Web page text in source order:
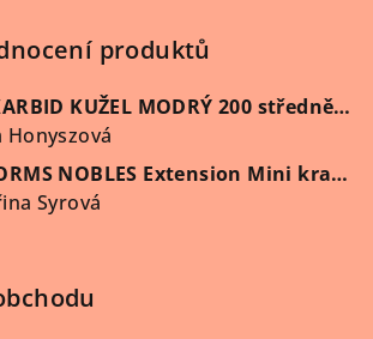
produktů
FRÉZA KARBID KUŽEL MODRÝ 200 středně hrubý (Vybrat průměr)
produktu je 5 z 5 hvězdiček.
Honyszová
DUAL FORMS NOBLES Extension Mini kratší 60 ks/krabička
produktu je 5 z 5 hvězdiček.
Syrová